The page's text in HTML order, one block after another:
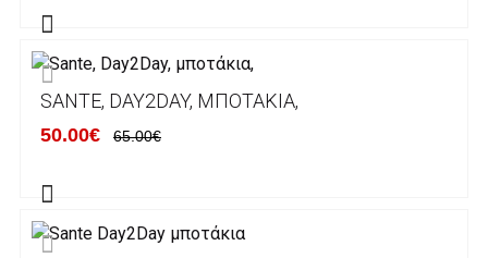
ΕΞΟΔΑ ΑΠΟΣΤΟΛΗΣ
ΕΛΛΑΔΑ
μεταφορικών 2€ για αγορές κάτω των 50€
SANTE, DAY2DAY, ΜΠΟΤΆΚΙΑ,
50.00€ 65.00€